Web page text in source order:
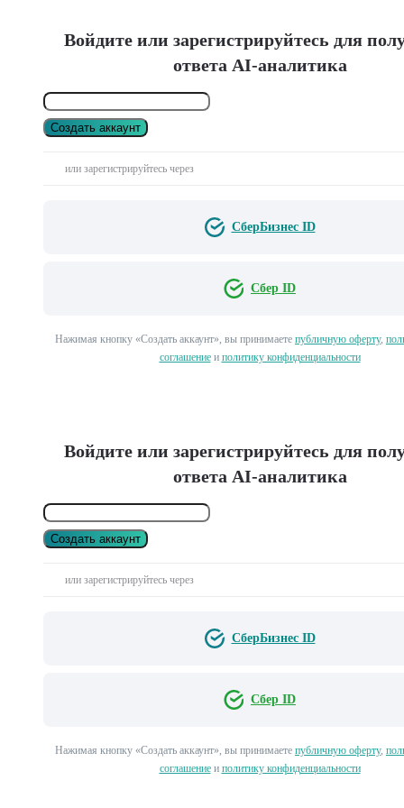
Войдите или зарегистрируйтесь для
ответа AI-аналитика
Создать аккаунт
или зарегистрируйтесь через
СберБизнес ID
Сбер ID
Нажимая кнопку «Создать аккаунт», вы принимаете публичную оферту,
соглашениеи политику конфиденциальности
Войдите или зарегистрируйтесь для
ответа AI-аналитика
Создать аккаунт
или зарегистрируйтесь через
СберБизнес ID
Сбер ID
Нажимая кнопку «Создать аккаунт», вы принимаете публичную оферту,
соглашениеи политику конфиденциальности